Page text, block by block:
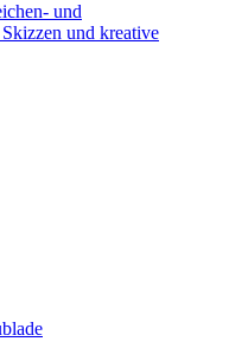
und
und kreative